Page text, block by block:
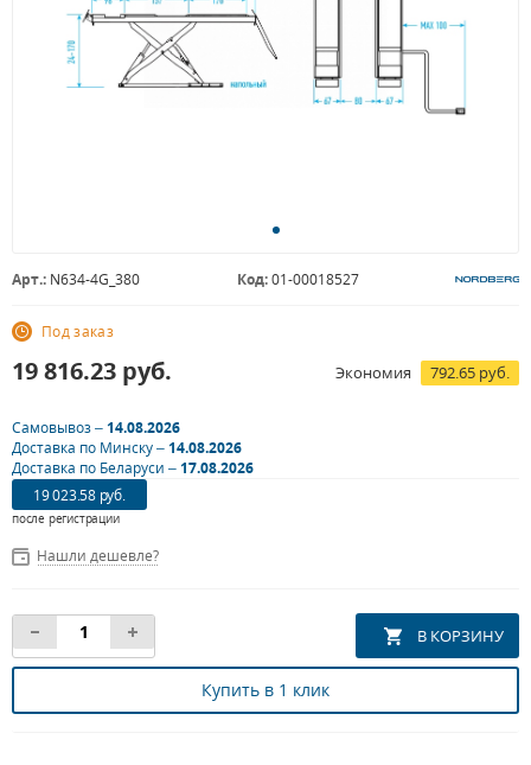
Арт.: N634-4G_380 Код:01-00018527
Под заказ
19 816.23 руб. Экономия 792.65 руб.
Самовывоз –14.08.2026
Доставка по Минску –14.08.2026
Доставка по Беларуси –17.08.2026
19 023.58 руб.
после регистрации
Нашли дешевле?
Купить в 1 клик